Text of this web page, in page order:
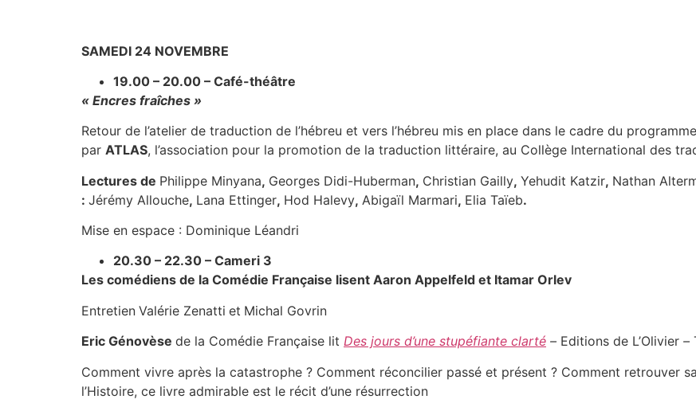
SAMEDI 24 NOVEMBRE
19.00 – 20.00 – Café-théâtre
« Encres fraîches »
Retour de l’atelier de traduction de l’hébreu et vers l’hébreu mis en place dans le cadre du
par ATLAS, l’association pour la promotion de la traduction littéraire, au Collège International des
Lectures de Philippe Minyana, Georges Didi-Huberman, Christian Gailly, Yehudit Katzir, Nathan
: Jérémy Allouche, Lana Ettinger, Hod Halevy, Abigaïl Marmari, Elia Taïeb.
Mise en espace : Dominique Léandri
20.30 – 22.30 – Cameri 3
Les comédiens de la Comédie Française lisent Aaron Appelfeld et Itamar Orlev
Entretien Valérie Zenatti et Michal Govrin
Eric Génovèse de la Comédie Française lit Des jours d’une stupéfiante clarté – Editions de L’Olivier –
Comment vivre après la catastrophe ? Comment réconcilier passé et présent ? Comment retrouver
l’Histoire, ce livre admirable est le récit d’une résurrection